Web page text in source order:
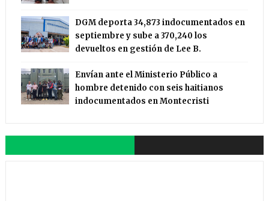
DGM deporta 34,873 indocumentados en
septiembre y sube a 370,240 los
devueltos en gestión de Lee B.
Envían ante el Ministerio Público a
hombre detenido con seis haitianos
indocumentados en Montecristi